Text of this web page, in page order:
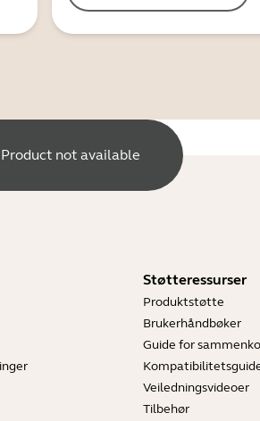
Product not available
Støtteressurser
Produktstøtte
Brukerhåndbøker
Guide for
Veiledningsvideoer
Tilbehør